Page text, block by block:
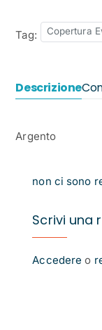
Tag: Copertura
Descrizione
Argento
non ci sono
Scrivi una
Accedere o